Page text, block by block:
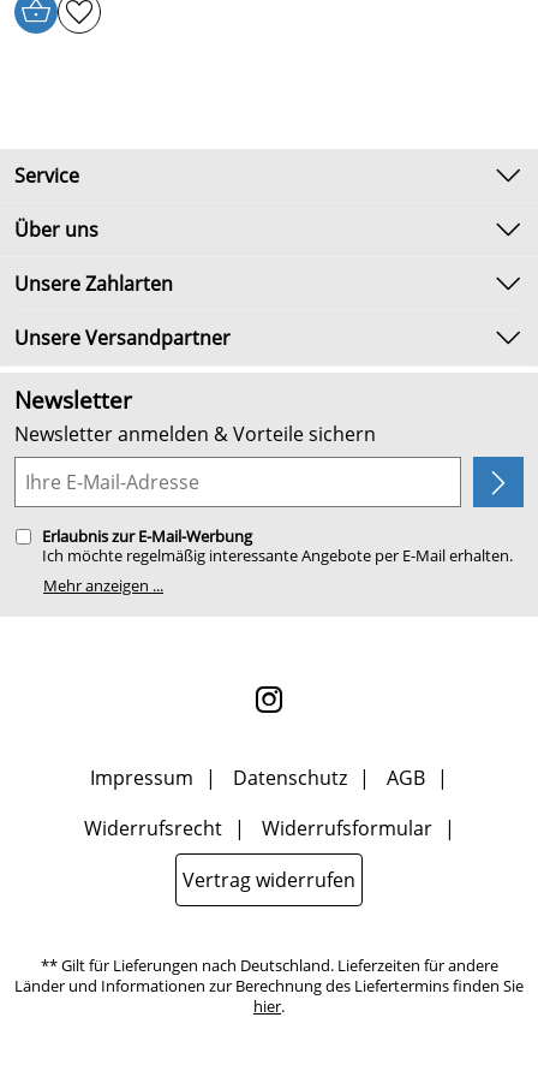
Service
Kontakt
Umtausch & Rückgabe
Lieferbedingungen
Über uns
Unsere Bestseller
Neu
Angebote
Kundenbewertungen (2.654)
4,9/5*****
Planung
Unsere Zahlarten
Unsere Versandpartner
Newsletter
Newsletter anmelden & Vorteile sichern
Erlaubnis zur E-Mail-Werbung
Ich möchte regelmäßig interessante Angebote per E-Mail erhalten.
weitergegeben. Zu statistischen Zwecken wird in anonymer Form
ich den Link "Abmelden" am Ende des Newsletters anklicke oder die
Option Newsletter im Mitgliederbereich deaktiviere. Die
habe ich zur Kenntnis genommen.
Mehr anzeigen ...
Impressum Datenschutz
AGB
Widerrufsrecht
Widerrufsformular
Vertrag widerrufen
** Gilt für Lieferungen nach Deutschland. Lieferzeiten für andere
Länder und Informationen zur Berechnung des Liefertermins finden Sie
hier.